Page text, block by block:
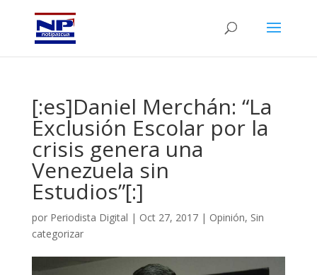
[:es]Daniel Merchán: “La
Exclusión Escolar por la
crisis genera una
Venezuela sin
Estudios”[:]
por Periodista Digital | Oct 27, 2017| Opinión, Sin
categorizar